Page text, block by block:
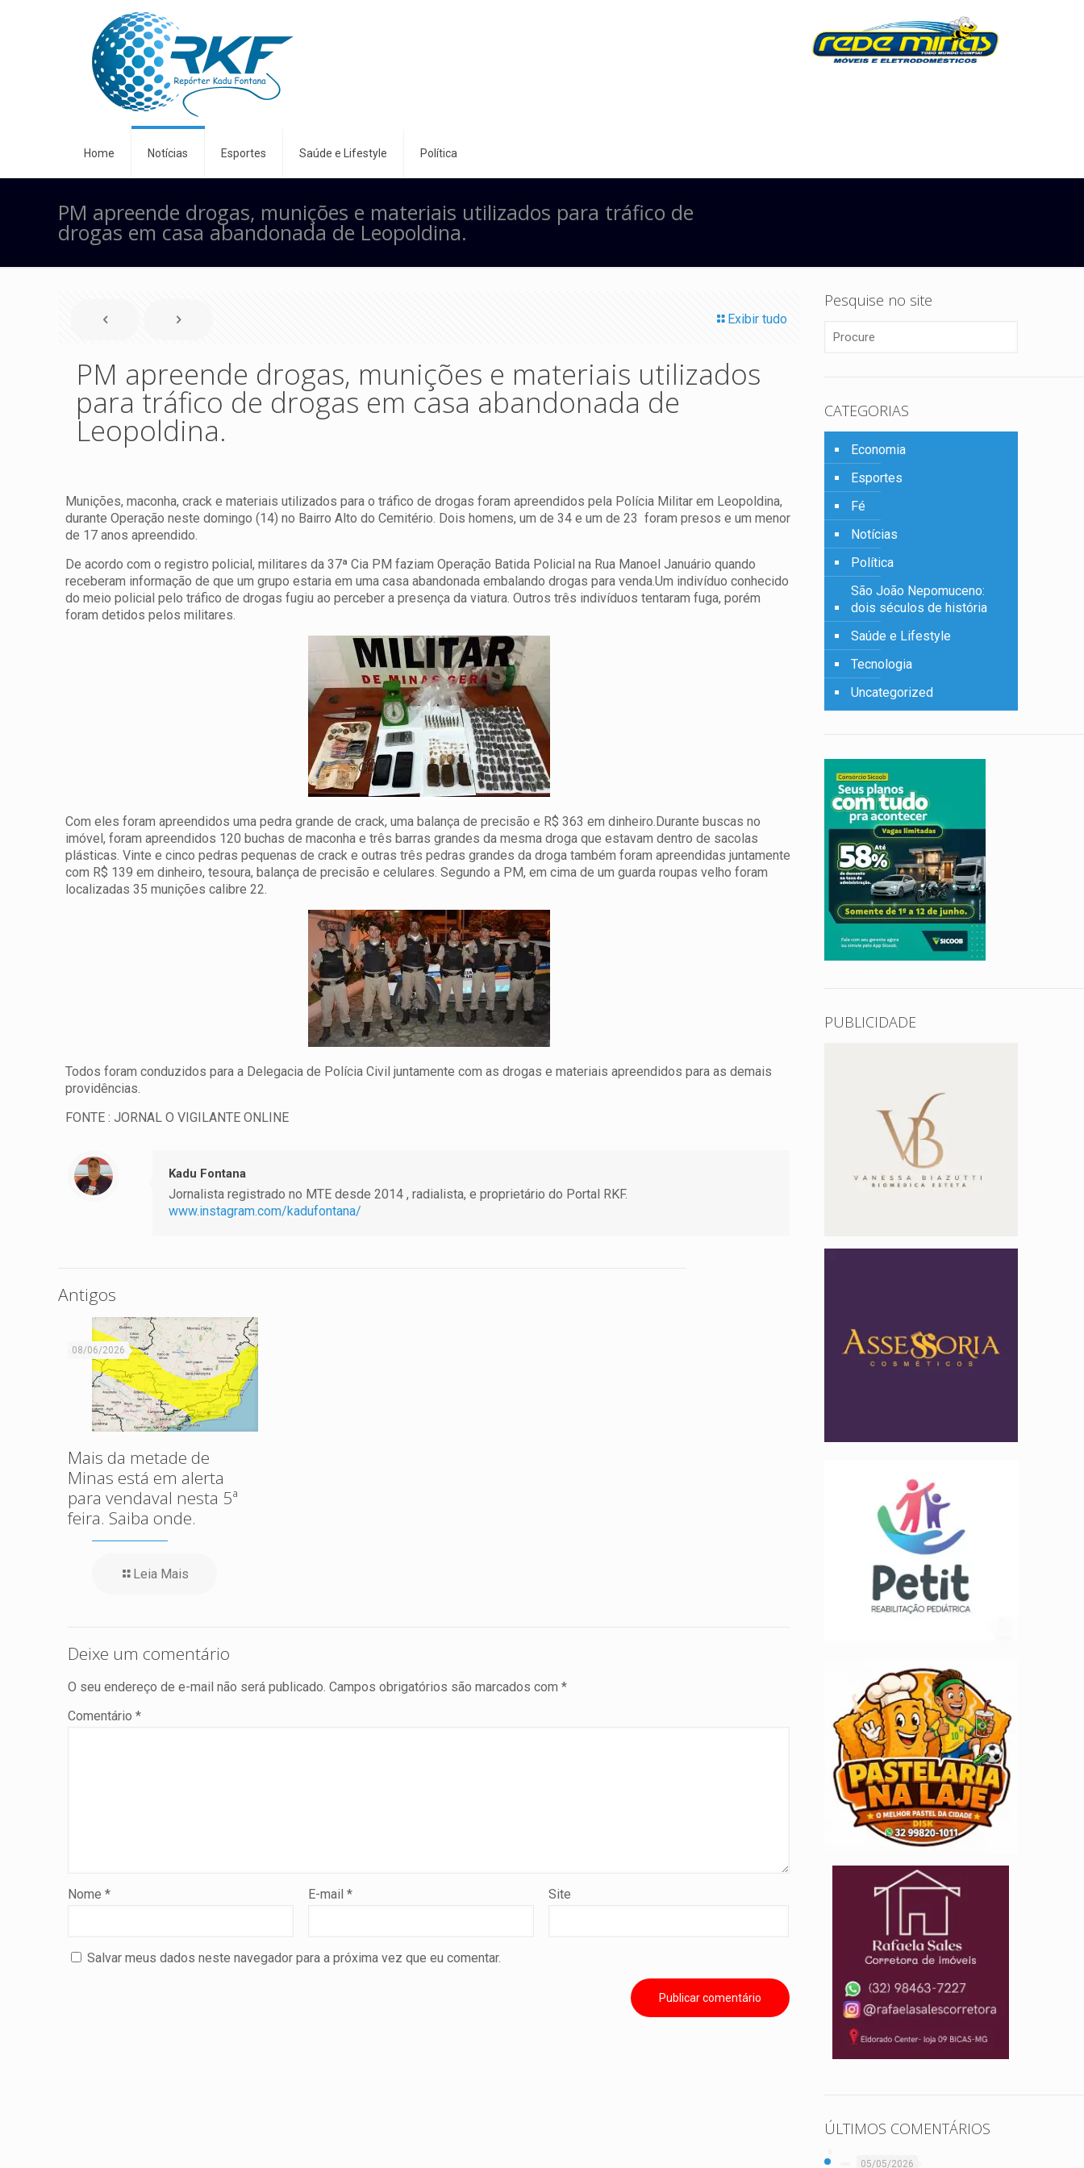
Home Notícias Esportes Saúde e Lifestyle Política
PM apreende drogas, munições e materiais utilizados para tráfico de
drogas em casa abandonada de Leopoldina.
Exibir tudo
PM apreende drogas, munições e materiais utilizados
para tráfico de drogas em casa abandonada de
Leopoldina.
Munições, maconha, crack e materiais utilizados para o tráfico de drogas foram apreendidos pela Polícia Militar em Leopoldina,
durante Operação neste domingo (14) no Bairro Alto do Cemitério. Dois homens, um de 34 e um de 23 foram presos e um menor
de 17 anos apreendido.
De acordo com o registro policial, militares da 37ª Cia PM faziam Operação Batida Policial na Rua Manoel Januário quando
receberam informação de que um grupo estaria em uma casa abandonada embalando drogas para venda.Um indivíduo conhecido
do meio policial pelo tráfico de drogas fugiu ao perceber a presença da viatura. Outros três indivíduos tentaram fuga, porém
foram detidos pelos militares.
Com eles foram apreendidos uma pedra grande de crack, uma balança de precisão e R$ 363 em dinheiro.Durante buscas no
imóvel, foram apreendidos 120 buchas de maconha e três barras grandes da mesma droga que estavam dentro de sacolas
plásticas. Vinte e cinco pedras pequenas de crack e outras três pedras grandes da droga também foram apreendidas juntamente
com R$ 139 em dinheiro, tesoura, balança de precisão e celulares. Segundo a PM, em cima de um guarda roupas velho foram
localizadas 35 munições calibre 22.
Todos foram conduzidos para a Delegacia de Polícia Civil juntamente com as drogas e materiais apreendidos para as demais
providências.
FONTE : JORNAL O VIGILANTE ONLINE
Kadu Fontana
Jornalista registrado no MTE desde 2014 , radialista, e proprietário do Portal RKF.
www.instagram.com/kadufontana/
Antigos
08/06/2026
Mais da metade de
Minas está em alerta
para vendaval nesta 5ª
feira. Saiba onde.
Leia Mais
Deixe um comentário
O seu endereço de e-mail não será publicado. Campos obrigatórios são marcados com *
Comentário *
Nome * E-mail* Site
Salvar meus dados neste navegador para a próxima vez que eu comentar.
Pesquise no site
CATEGORIAS
Economia
Esportes
Fé
Notícias
Política
São João Nepomuceno:
dois séculos de história
Saúde e Lifestyle
Tecnologia
Uncategorized
PUBLICIDADE
ÚLTIMOS COMENTÁRIOS
05/05/2026